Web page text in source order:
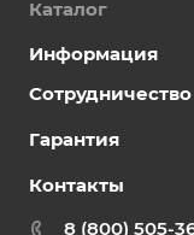
Каталог
Информация
Сотрудничество
Гарантия
Контакты
8 (800) 505-